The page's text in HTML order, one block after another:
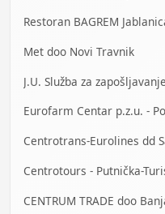
Restoran BAGREM
Met doo Novi Travnik
Eurofarm Centar p.z.u. -
Centrotours - Putnička-
CENTRUM TRADE doo